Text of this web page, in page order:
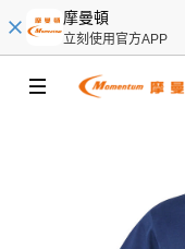
摩曼頓
立刻使用官方APP